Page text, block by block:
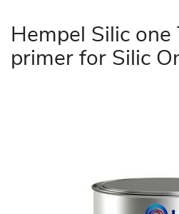
Hempel Silic
primer for Silic